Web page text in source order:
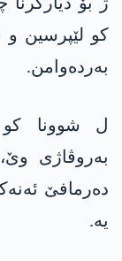
کو لێپرسین و
بەردەوامن.
ل شوونا کو
بەروڤاژی
دەرمافێ
یە.